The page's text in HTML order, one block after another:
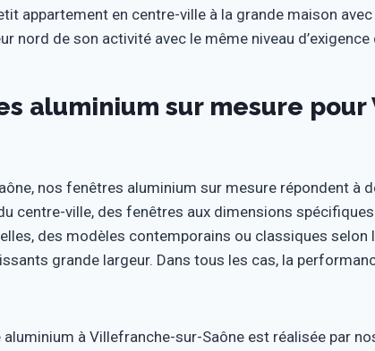
appartement en centre-ville à la grande maison
nord de son activité avec le même niveau
aluminium sur mesure
nos fenêtres aluminium sur mesure répondent à
centre-ville, des fenêtres aux dimensions
des modèles contemporains ou classiques selon
grande largeur. Dans tous les cas, la
aluminium à Villefranche-sur-Saône est réalisée par